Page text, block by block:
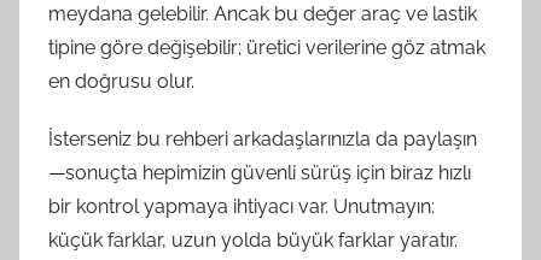
meydana gelebilir. Ancak bu değer araç ve lastik
tipine göre değişebilir; üretici verilerine göz atmak
en doğrusu olur.
İsterseniz bu rehberi arkadaşlarınızla da paylaşın
—sonuçta hepimizin güvenli sürüş için biraz hızlı
bir kontrol yapmaya ihtiyacı var. Unutmayın:
küçük farklar, uzun yolda büyük farklar yaratır.